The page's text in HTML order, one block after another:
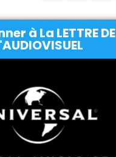
à La LETTRE DE